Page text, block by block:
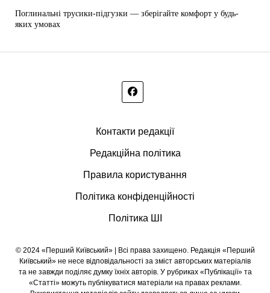
Поглинальні трусики-підгузки — зберігайте комфорт у будь-
яких умовах
Контакти редакції
Редакційна політика
Правила користування
Політика конфіденційності
Політика ШІ
© 2024 «Перший Київський» | Всі права захищено. Редакція «Перший
Київський» не несе відповідальності за зміст авторських матеріалів
та не завжди поділяє думку їхніх авторів. У рубриках «Публікації» та
«Статті» можуть публікуватися матеріали на правах реклами.